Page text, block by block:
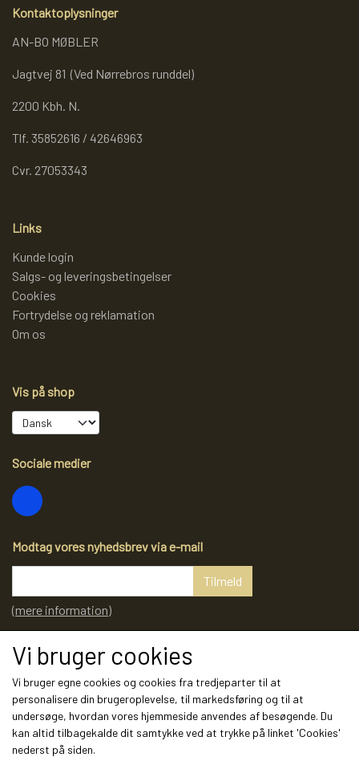
Kontaktoplysninger
AN-BO MØBLER
Jagtvej 81 (Ved Nørrebros runddel)
2200 Kbh. N.
Tlf. 35852616 / 42646963
Cvr. 27053343
Links
Kunde login
Salgs- og leveringsbetingelser
Cookies
Fortrydelse og reklamation
Om os
Vis på shop
Sociale medier
Modtag vores nyhedsbrev via e-mail
Tilmeld
(mere information)
Vi bruger cookies
Vi bruger egne cookies og cookies fra tredjeparter til at
personalisere din brugeroplevelse, til markedsføring og til at
undersøge, hvordan vores hjemmeside anvendes af besøgende. Du
kan altid tilbagekalde dit samtykke ved at trykke på linket 'Cookies'
nederst på siden.